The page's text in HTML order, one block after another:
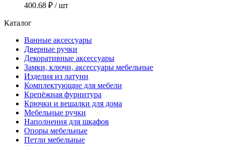
400.68 ₽ / шт
Каталог
Ванные аксессуары
Дверные ручки
Декоративные аксессуары
Замки, ключи, аксессуары мебельные
Изделия из латуни
Комплектующие для мебели
Крепёжная фурнитура
Крючки и вешалки для дома
Мебельные ручки
Наполнения для шкафов
Опоры мебельные
Петли мебельные